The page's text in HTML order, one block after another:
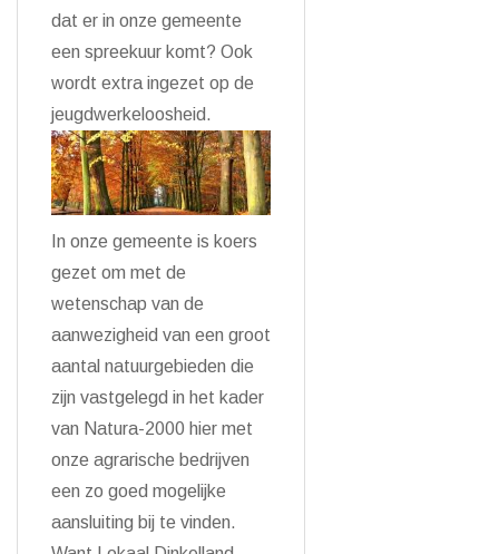
dat er in onze gemeente
een spreekuur komt? Ook
wordt extra ingezet op de
jeugdwerkeloosheid.
In onze gemeente is koers
gezet om met de
wetenschap van de
aanwezigheid van een groot
aantal natuurgebieden die
zijn vastgelegd in het kader
van Natura-2000 hier met
onze agrarische bedrijven
een zo goed mogelijke
aansluiting bij te vinden.